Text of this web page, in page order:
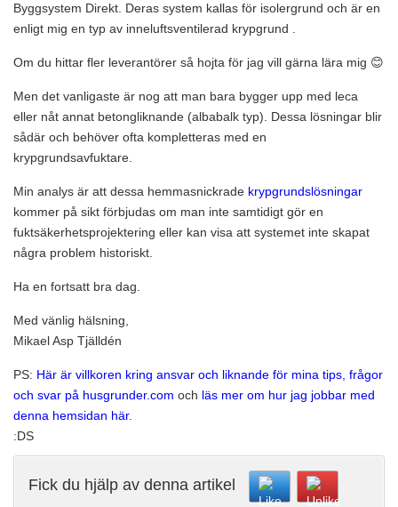
Byggsystem Direkt. Deras system kallas för isolergrund och är en
enligt mig en typ av inneluftsventilerad krypgrund .
Om du hittar fler leverantörer så hojta för jag vill gärna lära mig 😊
Men det vanligaste är nog att man bara bygger upp med leca
eller nåt annat betongliknande (albabalk typ). Dessa lösningar blir
sådär och behöver ofta kompletteras med en
krypgrundsavfuktare.
Min analys är att dessa hemmasnickrade krypgrundslösningar
kommer på sikt förbjudas om man inte samtidigt gör en
fuktsäkerhetsprojektering eller kan visa att systemet inte skapat
några problem historiskt.
Ha en fortsatt bra dag.
Med vänlig hälsning,
Mikael Asp Tjälldén
PS: Här är villkoren kring ansvar och liknande för mina tips, frågor
och svar på husgrunder.com och läs mer om hur jag jobbar med
denna hemsidan här.
:DS
Fick du hjälp av denna artikel